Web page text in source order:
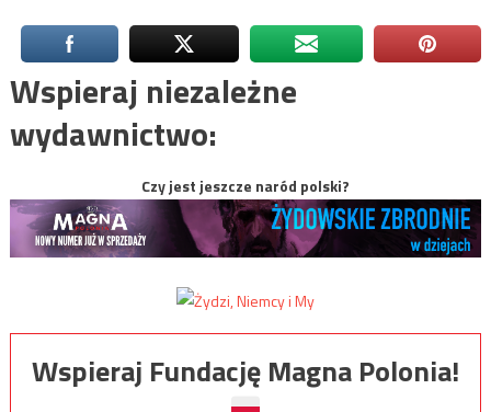
Wspieraj niezależne
wydawnictwo:
Czy jest jeszcze naród polski?
Wspieraj Fundację Magna Polonia!